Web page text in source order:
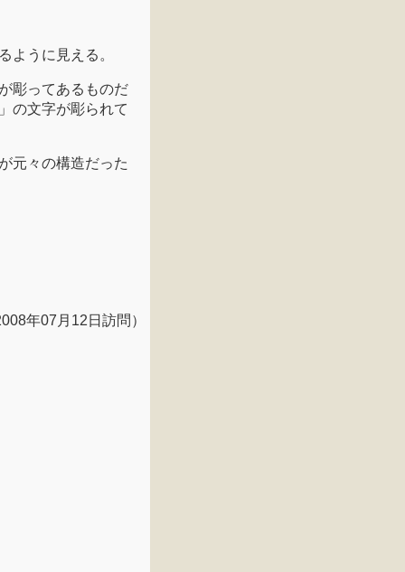
ように見える。
彫ってあるものだ
の文字が彫られて
元々の構造だった
年07月12日訪問）